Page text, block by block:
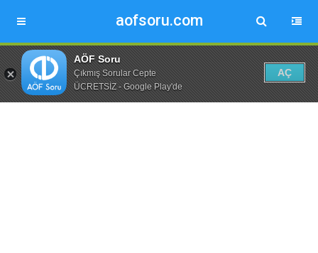
aofsoru.com
AÖF Soru
Çıkmış Sorular Cepte
ÜCRETSİZ - Google Play'de
AÇ